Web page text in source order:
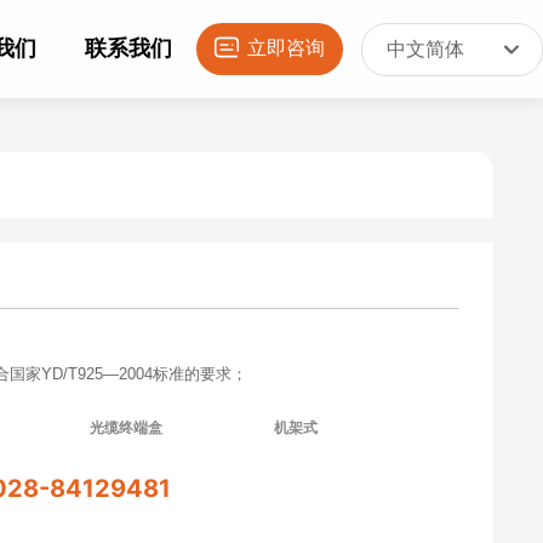
们 联系我们 立即咨询 中文简体
国家YD/T925—2004标准的要求；
、 LC 、2SC；
芯的出纤口设计，增强了使用灵活性。
光缆终端盒 机架式
84129481